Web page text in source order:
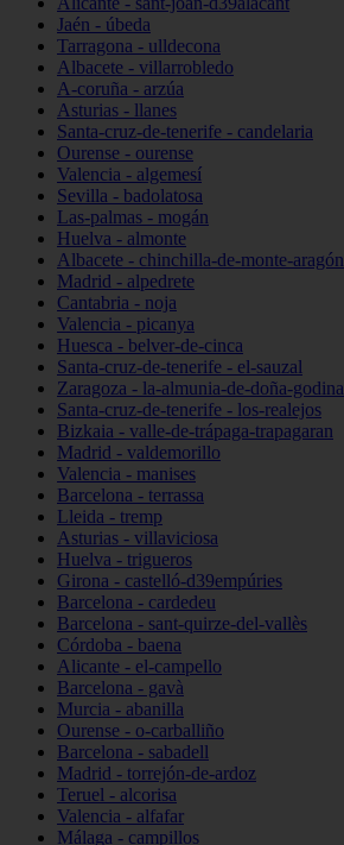
Jaén - úbeda
Tarragona - ulldecona
Albacete - villarrobledo
A-coruña - arzúa
Asturias - llanes
Santa-cruz-de-tenerife - candelaria
Ourense - ourense
Valencia - algemesí
Sevilla - badolatosa
Las-palmas - mogán
Huelva - almonte
Albacete - chinchilla-de-monte-aragón
Madrid - alpedrete
Cantabria - noja
Valencia - picanya
Huesca - belver-de-cinca
Santa-cruz-de-tenerife - el-sauzal
Zaragoza - la-almunia-de-doña-godina
Santa-cruz-de-tenerife - los-realejos
Bizkaia - valle-de-trápaga-trapagaran
Madrid - valdemorillo
Valencia - manises
Barcelona - terrassa
Lleida - tremp
Asturias - villaviciosa
Huelva - trigueros
Girona - castelló-d39empúries
Barcelona - cardedeu
Barcelona - sant-quirze-del-vallès
Córdoba - baena
Alicante - el-campello
Barcelona - gavà
Murcia - abanilla
Ourense - o-carballiño
Barcelona - sabadell
Madrid - torrejón-de-ardoz
Teruel - alcorisa
Valencia - alfafar
Málaga - campillos